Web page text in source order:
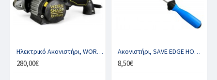
Ηλεκτρικό Ακονιστήρι, WORK SHARP KEN ONION EDITION
280,00€
Ακονιστήρι, SAVE EDGE HOOK & LOOP
8,50€